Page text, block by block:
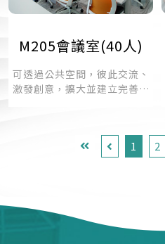
M205會議室(40人)
可透過公共空間，彼此交流、
激發創意，擴大並建立完善的
1 2